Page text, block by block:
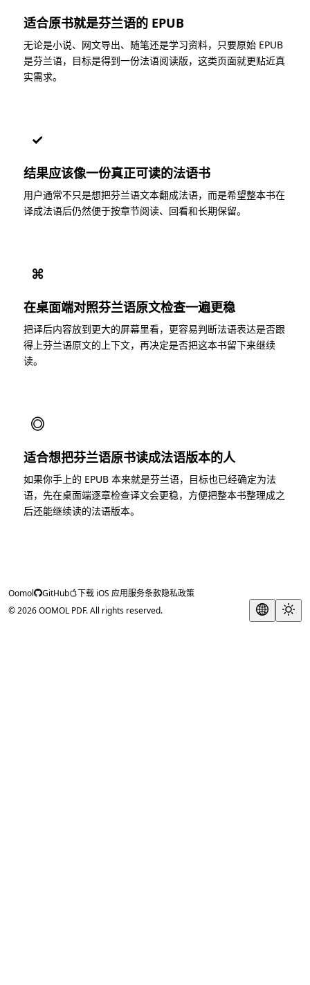
适合原书就是芬兰语的 EPUB
无论是小说、网文导出、随笔还是学习资料，只要原始 EPUB
是芬兰语，目标是得到一份法语阅读版，这类页面就更贴近真
实需求。
✓
结果应该像一份真正可读的法语书
用户通常不只是想把芬兰语文本翻成法语，而是希望整本书在
译成法语后仍然便于按章节阅读、回看和长期保留。
⌘
在桌面端对照芬兰语原文检查一遍更稳
把译后内容放到更大的屏幕里看，更容易判断法语表达是否跟
得上芬兰语原文的上下文，再决定是否把这本书留下来继续
读。
◎
适合想把芬兰语原书读成法语版本的人
如果你手上的 EPUB 本来就是芬兰语，目标也已经确定为法
语，先在桌面端逐章检查译文会更稳，方便把整本书整理成之
后还能继续读的法语版本。
Oomol GitHub 下载 iOS 应用服务条款隐私政策
© 2026 OOMOL PDF. All rights reserved.